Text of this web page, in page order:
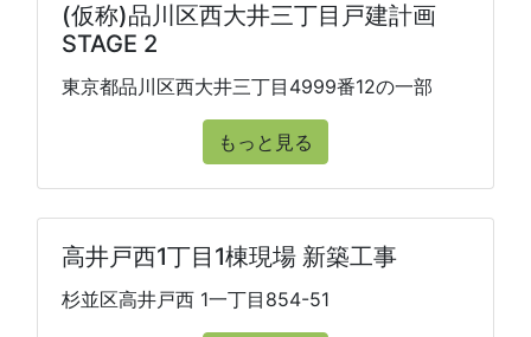
(仮称)品川区西大井三丁目戸建計画
STAGE 2
東京都品川区西大井三丁目4999番12の一部
もっと見る
高井戸西1丁目1棟現場 新築工事
杉並区高井戸西 1一丁目854-51